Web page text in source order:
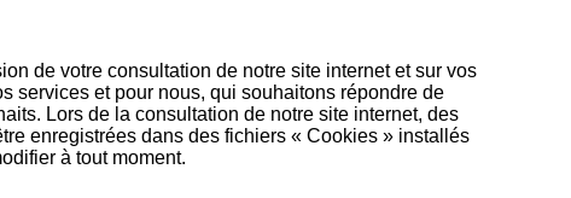
de votre consultation de notre site internet et sur vos
services et pour nous, qui souhaitons répondre de
Lors de la consultation de notre site internet, des
enregistrées dans des fichiers « Cookies » installés
à tout moment.